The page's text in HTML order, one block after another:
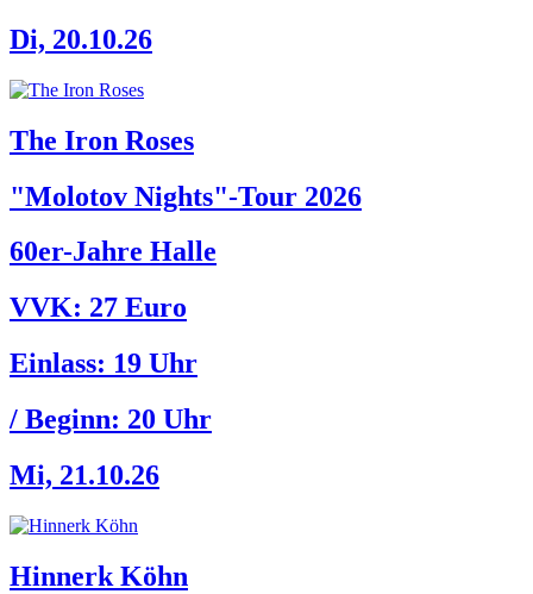
Di, 20.10.26
The Iron Roses
"Molotov Nights"-Tour 2026
60er-Jahre Halle
VVK: 27 Euro
Einlass: 19 Uhr
/ Beginn: 20 Uhr
Mi, 21.10.26
Hinnerk Köhn